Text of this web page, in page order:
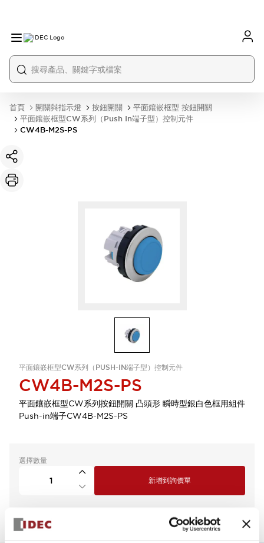
首頁 開關與指示燈 按鈕開關
平面鑲嵌框型 按鈕開關
平面鑲嵌框型CW系列（Push In端子型）控制元件
CW4B-M2S-PS
平面鑲嵌框型CW系列（PUSH-IN端子型）控制元件
CW4B-M2S-PS
平面鑲嵌框型CW系列按鈕開關 凸頭形 瞬時型銀白色框用組件
Push-in端子CW4B-M2S-PS
選擇數量
新增到詢價單